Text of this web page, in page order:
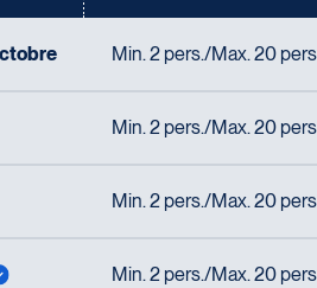
Min. 2 pers./Max. 20
Min. 2 pers./Max. 20
Min. 2 pers./Max. 20
Min. 2 pers./Max. 20